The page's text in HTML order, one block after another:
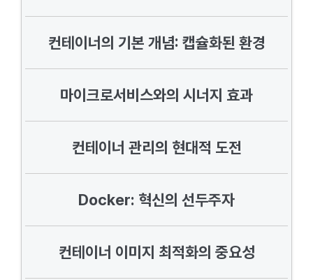
컨테이너의 기본 개념: 캡슐화된 환경
마이크로서비스와의 시너지 효과
컨테이너 관리의 현대적 도전
Docker: 혁신의 선두주자
컨테이너 이미지 최적화의 중요성